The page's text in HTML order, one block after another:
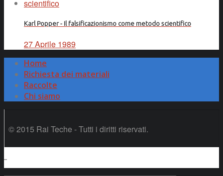
Karl Popper - Il falsificazionismo come metodo scientifico
27 Aprile 1989
Home
Richiesta dei materiali
Raccolte
Chi siamo
© 2015 Rai Teche - Tutti i diritti riservati.